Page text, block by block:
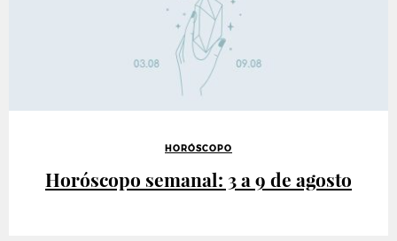
HORÓSCOPO
Horóscopo semanal: 3 a 9 de agosto